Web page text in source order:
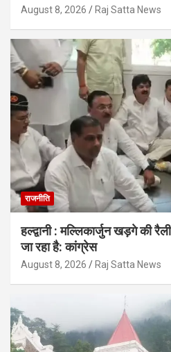
August 8, 2026 Raj Satta News
राजनीति
हल्द्वानी : मल्लिकार्जुन खड़गे की
जा रहा है: कांग्रेस
August 8, 2026 Raj Satta News